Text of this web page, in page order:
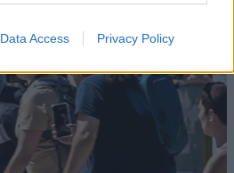
Data Access Privacy Policy